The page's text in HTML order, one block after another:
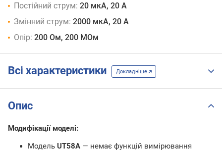
Постійний струм: 20 мкА, 20 А
Змінний струм: 2000 мкА, 20 А
Опір: 200 Ом, 200 МОм
Всі характеристики Докладніше
Опис
Модифікації моделі:
Модель UT58A — немає функцій вимірювання